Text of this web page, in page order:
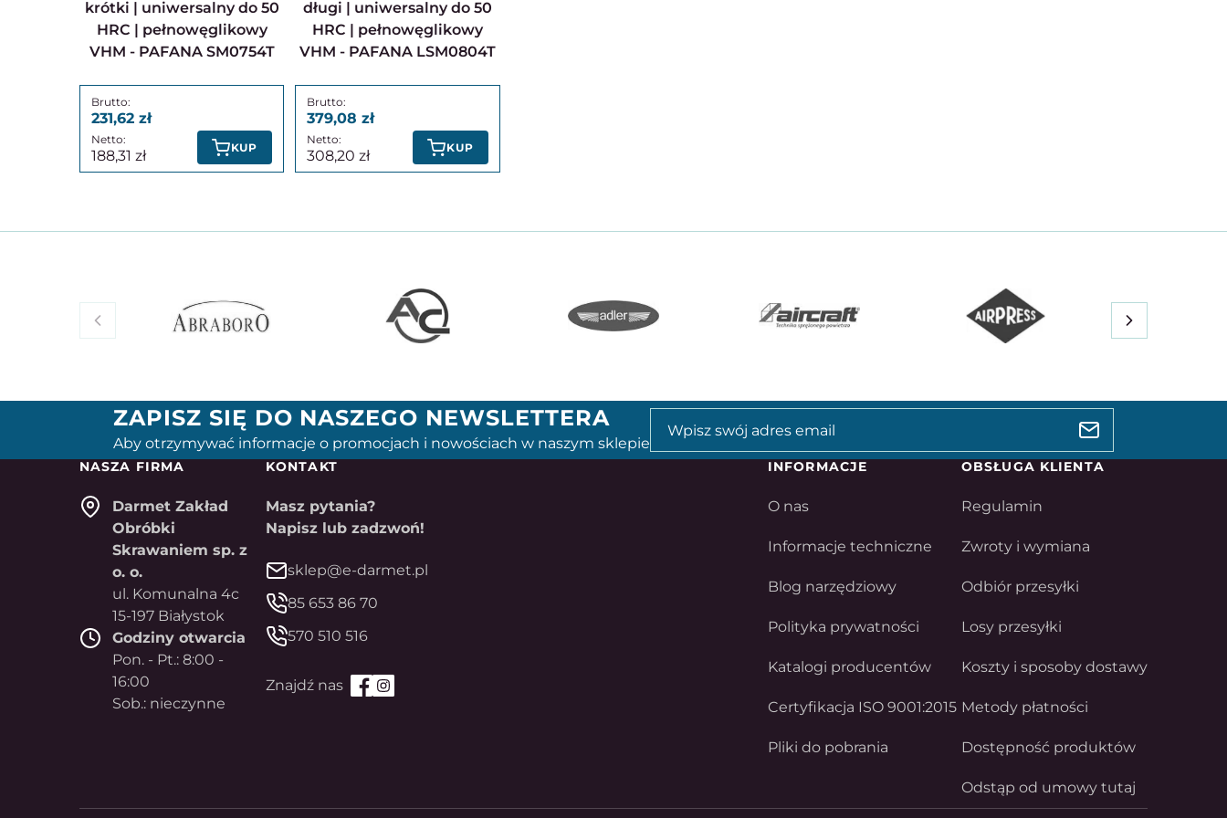
krótki | uniwersalny do 50
HRC | pełnowęglikowy
VHM - PAFANA SM0754T
231,62
188,31 KUP
długi | uniwersalny do 50
HRC | pełnowęglikowy
VHM - PAFANA LSM0804T
379,08
308,20 KUP
ZAPISZ SIĘ DO NASZEGO NEWSLETTERA
Aby otrzymywać informacje o promocjach i nowościach w naszym sklepie
NASZA FIRMA
Darmet Zakład
Obróbki
Skrawaniem sp. z
o. o.
ul. Komunalna 4c
15-197 Białystok
Godziny otwarcia
Pon. - Pt.: 8:00 -
16:00
Sob.: nieczynne
KONTAKT
Masz pytania?
Napisz lub zadzwoń!
sklep@e-darmet.pl
85 653 86 70
570 510 516
INFORMACJE
O nas
Informacje techniczne
Blog narzędziowy
Polityka prywatności
Katalogi producentów
Certyfikacja ISO 9001:2015
Pliki do pobrania
OBSŁUGA KLIENTA
Regulamin
Zwroty i wymiana
Odbiór przesyłki
Losy przesyłki
Koszty i sposoby dostawy
Metody płatności
Dostępność produktów
Odstąp od umowy tutaj